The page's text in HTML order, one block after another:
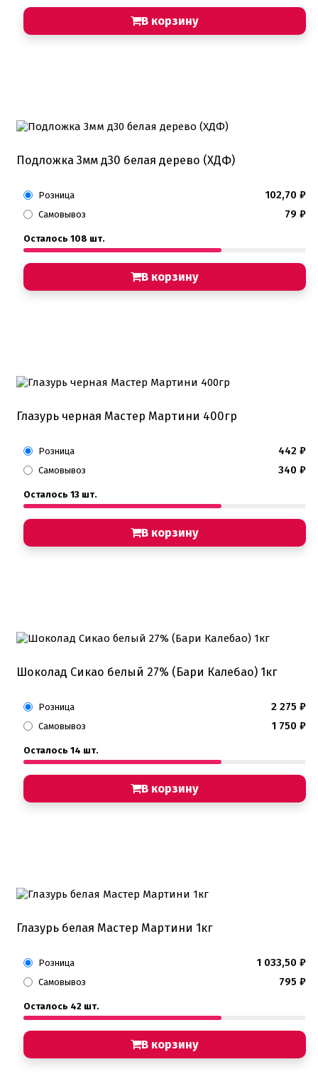
В корзину
Подложка 3мм д30 белая дерево (ХДФ)
Розница 102,70 ₽
Самовывоз 79 ₽
Осталось 108 шт.
В корзину
Глазурь черная Мастер Мартини 400гр
Розница 442 ₽
Самовывоз 340 ₽
Осталось 13 шт.
В корзину
Шоколад Сикао белый 27% (Бари Калебао) 1кг
Розница 2 275 ₽
Самовывоз 1 750 ₽
Осталось 14 шт.
В корзину
Глазурь белая Мастер Мартини 1кг
Розница 1 033,50 ₽
Самовывоз 795 ₽
Осталось 42 шт.
В корзину